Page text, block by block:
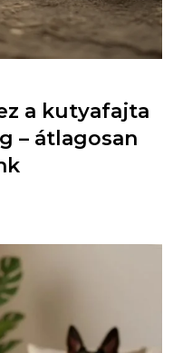
a kutyafajta
– átlagosan